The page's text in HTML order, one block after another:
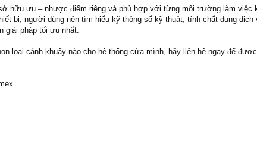
hữu ưu – nhược điểm riêng và phù hợp với từng môi trường làm việc
bị, người dùng nên tìm hiểu kỹ thông số kỹ thuật, tính chất dung dịch
giải pháp tối ưu nhất.
loại cánh khuấy nào cho hệ thống cửa mình, hãy liên hệ ngay để